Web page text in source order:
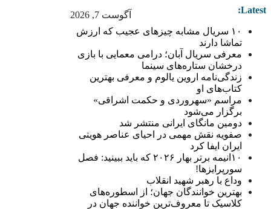
آگوست 7, 2026 Latest:
۱۰ سریال مشابه چیزهای عجیب که ارزش
تماشا دارند
معرفی سریال آبان؛ درامی معمایی با بازی
درخشان ستاره‌های سینما
زندگی‌نامه اروین یالوم و معرفی بهترین
کتاب‌های او
مراسم «سهروردی و حکمت اشراقی»
برگزار می‌شود
دومین مانگای ایرانی منتشر شد
صفویه نقش مهمی در احیای عناصر هویتی
ایران ایفا کرد
۱۰انیمه برتر بهار ۲۰۲۶ که باید ببینید: فصل
سورپرایزها!
وداع با رهبر شهید انقلاب
بهترین خوانندگان جهان؛ از اسطوره‌های
کلاسیک تا معروف‌ترین خواننده جهان در